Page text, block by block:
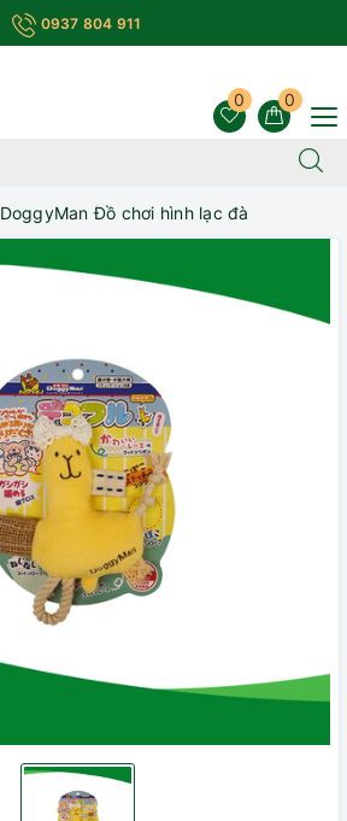
0937 804 911
0
0
DoggyMan Đồ chơi hình lạc đà